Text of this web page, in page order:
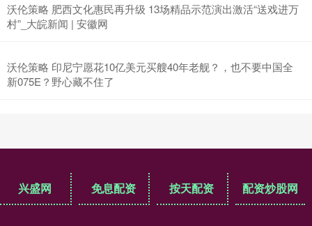
沃伦策略 肥西文化惠民再升级 13场精品示范演出激活“送戏进万
村”_大皖新闻 | 安徽网
沃伦策略 印尼宁愿花10亿美元买艘40年老舰？，也不要中国全
新075E？野心藏不住了
兴盛网 免息配资 按天配资 配资炒股网